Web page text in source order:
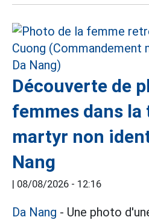
Découverte de
femmes dans la
martyr non
Nang
| 08/08/2026 - 12:16
Da Nang - Une photo